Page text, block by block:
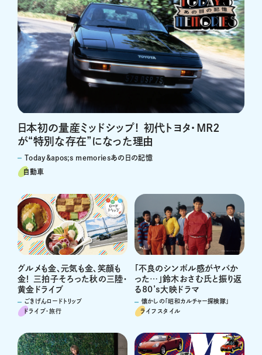
日本初の量産ミッドシップ！ 初代トヨタ・MR2
が“特別な存在”になった理由
Today&apos;s memoriesあの日の記憶
自動車
グルメも金、元気も金、笑顔も
金！ 三拍子そろった秋の三陸・
黄金ドライブ
ごきげんロードトリップ
ドライブ･旅行
「不良のシンボル感がヤバか
った…」鈴木おさむ氏と振り返
る80’s大映ドラマ
懐かしの「昭和カルチャー探検隊」
ライフスタイル